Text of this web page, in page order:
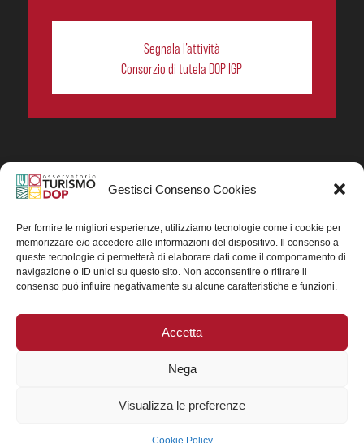
Gestisci Consenso Cookies
Per fornire le migliori esperienze, utilizziamo tecnologie come i cookie per
memorizzare e/o accedere alle informazioni del dispositivo. Il consenso a
queste tecnologie ci permetterà di elaborare dati come il comportamento di
navigazione o ID unici su questo sito. Non acconsentire o ritirare il
consenso può influire negativamente su alcune caratteristiche e funzioni.
Accetta
Nega
Visualizza le preferenze
Cookie Policy
Segnala l’attività
Consorzio di tutela DOP IGP
In collaborazione ORIGIN ITALIA.
del turismo enogastronomico dei prodotti DOP IGP
italiani.
Concessione contributo MASAF DM n. 0311719 del
15/06/2023
Concessione contributo MASAF, DM n. 0016662 del
15/01/2025 (CUP J88H24002560007)
© 2025 Copyright - TurismoDOP